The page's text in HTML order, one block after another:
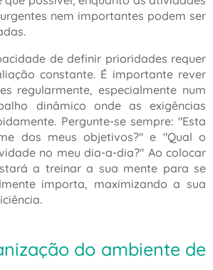
nem importantes podem ser
de definir prioridades requer
constante. É importante rever
regularmente, especialmente num
dinâmico onde as exigências
Pergunte-se sempre: "Esta
dos meus objetivos?" e "Qual o
no meu dia-a-dia?" Ao colocar
a treinar a sua mente para se
importa, maximizando a sua
do ambiente de